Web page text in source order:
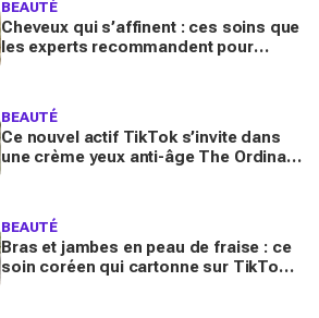
BEAUTÉ
Cheveux qui s’affinent : ces soins que
les experts recommandent pour
BEAUTÉ
Ce nouvel actif TikTok s’invite dans
une crème yeux anti-âge The Ordinary
BEAUTÉ
Bras et jambes en peau de fraise : ce
soin coréen qui cartonne sur TikTok